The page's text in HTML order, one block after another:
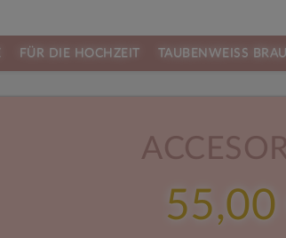
FÜR DIE HOCHZEIT TAUBENWEISS
55,00